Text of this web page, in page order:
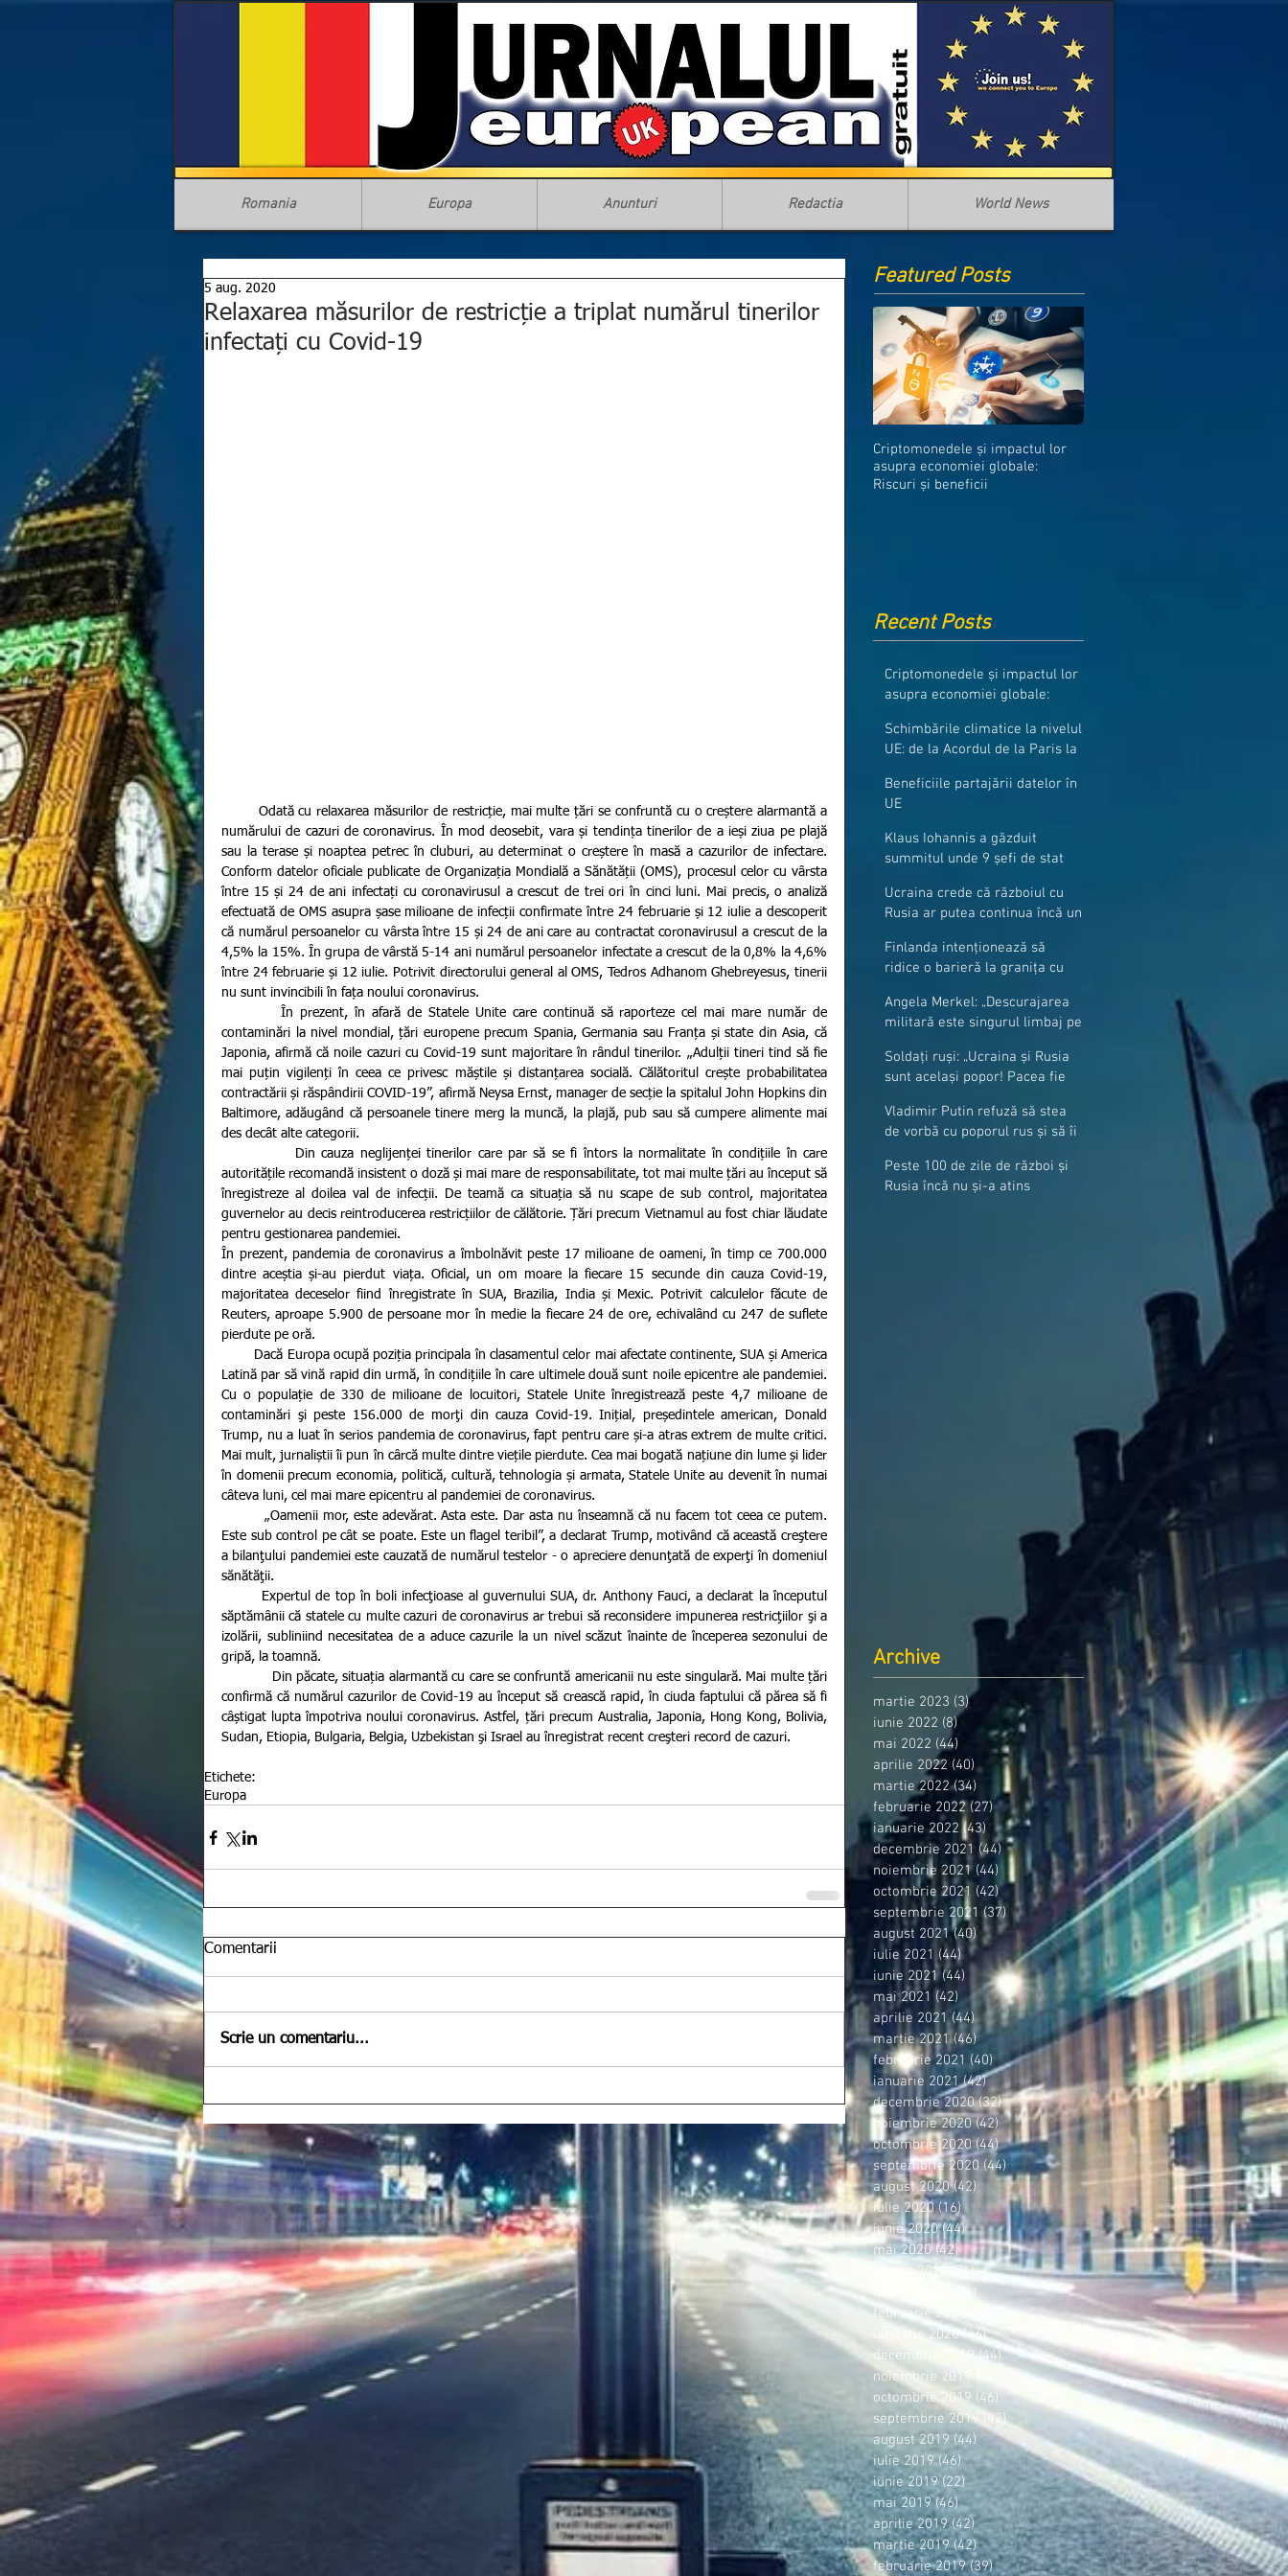
Romania Europa Anunturi Redactia World News
Relaxarea măsurilor de restricție a triplat numărul tinerilor
infectați cu Covid-19
5 aug. 2020
numărului de cazuri de coronavirus. În mod deosebit, vara și tendința tinerilor de a ieși ziua pe plajă
sau la terase și noaptea petrec în cluburi, au determinat o creștere în masă a cazurilor de infectare.
Conform datelor oficiale publicate de Organizația Mondială a Sănătății (OMS), procesul celor cu vârsta
între 15 și 24 de ani infectați cu coronavirusul a crescut de trei ori în cinci luni. Mai precis, o analiză
efectuată de OMS asupra șase milioane de infecții confirmate între 24 februarie și 12 iulie a descoperit
că numărul persoanelor cu vârsta între 15 și 24 de ani care au contractat coronavirusul a crescut de la
4,5% la 15%. În grupa de vârstă 5-14 ani numărul persoanelor infectate a crescut de la 0,8% la 4,6%
între 24 februarie și 12 iulie. Potrivit directorului general al OMS, Tedros Adhanom Ghebreyesus, tinerii
nu sunt invincibili în fața noului coronavirus.
         În prezent, în afară de Statele Unite care continuă să raporteze cel mai mare număr de
contaminări la nivel mondial, țări europene precum Spania, Germania sau Franța și state din Asia, că
Japonia, afirmă că noile cazuri cu Covid-19 sunt majoritare în rândul tinerilor. „Adulții tineri tind să fie
mai puțin vigilenți în ceea ce privesc măștile și distanțarea socială. Călătoritul crește probabilitatea
contractării și răspândirii COVID-19”, afirmă Neysa Ernst, manager de secție la spitalul John Hopkins din
Baltimore, adăugând că persoanele tinere merg la muncă, la plajă, pub sau să cumpere alimente mai
des decât alte categorii.
autoritățile recomandă insistent o doză și mai mare de responsabilitate, tot mai multe țări au început să
înregistreze al doilea val de infecții. De teamă ca situația să nu scape de sub control, majoritatea
guvernelor au decis reintroducerea restricțiilor de călătorie. Țări precum Vietnamul au fost chiar lăudate
pentru gestionarea pandemiei.
În prezent, pandemia de coronavirus a îmbolnăvit peste 17 milioane de oameni, în timp ce 700.000
dintre aceștia și-au pierdut viața. Oficial, un om moare la fiecare 15 secunde din cauza Covid-19,
majoritatea deceselor fiind înregistrate în SUA, Brazilia, India și Mexic. Potrivit calculelor făcute de
Reuters, aproape 5.900 de persoane mor în medie la fiecare 24 de ore, echivalând cu 247 de suflete
pierdute pe oră.
Latină par să vină rapid din urmă, în condițiile în care ultimele două sunt noile epicentre ale pandemiei.
Cu o populație de 330 de milioane de locuitori, Statele Unite înregistrează peste 4,7 milioane de
contaminări şi peste 156.000 de morţi din cauza Covid-19. Inițial, președintele american, Donald
Trump, nu a luat în serios pandemia de coronavirus, fapt pentru care și-a atras extrem de multe critici.
Mai mult, jurnaliștii îi pun în cârcă multe dintre viețile pierdute. Cea mai bogată națiune din lume și lider
în domenii precum economia, politică, cultură, tehnologia și armata, Statele Unite au devenit în numai
câteva luni, cel mai mare epicentru al pandemiei de coronavirus.
Este sub control pe cât se poate. Este un flagel teribil”, a declarat Trump, motivând că această creştere
a bilanţului pandemiei este cauzată de numărul testelor - o apreciere denunţată de experţi în domeniul
sănătăţii.
săptămânii că statele cu multe cazuri de coronavirus ar trebui să reconsidere impunerea restricţiilor şi a
izolării, subliniind necesitatea de a aduce cazurile la un nivel scăzut înainte de începerea sezonului de
gripă, la toamnă.
confirmă că numărul cazurilor de Covid-19 au început să crească rapid, în ciuda faptului că părea să fi
câștigat lupta împotriva noului coronavirus. Astfel, țări precum Australia, Japonia, Hong Kong, Bolivia,
Sudan, Etiopia, Bulgaria, Belgia, Uzbekistan şi Israel au înregistrat recent creşteri record de cazuri.
Etichete:
Europa
Comentarii
Scrie un comentariu...
Featured Posts
Criptomonedele și impactul lor
asupra economiei globale:
Riscuri și beneficii
Recent Posts
Criptomonedele și impactul lor
asupra economiei globale:
Schimbările climatice la nivelul
UE: de la Acordul de la Paris la
Beneficiile partajării datelor în
UE
Klaus Iohannis a găzduit
summitul unde 9 șefi de stat
granițe
Ucraina crede că războiul cu
Rusia ar putea continua încă un
Finlanda intenționează să
ridice o barieră la granița cu
Angela Merkel: „Descurajarea
militară este singurul limbaj pe
Soldați ruși: „Ucraina și Rusia
sunt același popor! Pacea fie
Vladimir Putin refuză să stea
de vorbă cu poporul rus și să îi
Peste 100 de zile de război și
Rusia încă nu și-a atins
Archive
martie 2023 (3)3 postări
iunie 2022 (8)8 postări
mai 2022 (44) 44 postări
aprilie 2022 (40)40 postări
martie 2022 (34) 34 postări
februarie 2022 (27)27 postări
ianuarie 2022 (43) 43 postări
decembrie 2021 (44)44 postări
noiembrie 2021 (44) 44 postări
octombrie 2021 (42)42 postări
septembrie 2021 (37)37 postări
august 2021 (40)40 postări
iulie 2021 (44)44 postări
iunie 2021 (44) 44 postări
mai 2021 (42) 42 postări
aprilie 2021 (44)44 postări
martie 2021 (46)46 postări
februarie 2021 (40)40 postări
ianuarie 2021 (42)42 postări
decembrie 2020 (32)32 postări
noiembrie 2020 (42) 42 postări
octombrie 2020 (44)44 postări
septembrie 2020 (44)44 postări
august 2020 (42)42 postări
iulie 2020 (16)16 postări
iunie 2020 (44)44 postări
mai 2020 (42)42 postări
aprilie 2020 (36)36 postări
martie 2020
(44) 44 postări
februarie 2020
38 postări
ianuarie 2020 (46)46 postări
decembrie 2019 (44)44 postări
noiembrie 2019
42 postări
octombrie 2019 (46) 46 postări
septembrie 2019 (42)42 postări
august 2019 (44) 44 postări
iulie 2019 (46) 46 postări
iunie 2019 (22) 22 postări
mai 2019 (46)46 postări
aprilie 2019 (42)42 postări
martie 2019 (42)42 postări
februarie 2019 (39)39 postări